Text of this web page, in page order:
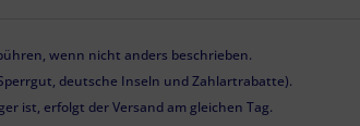
wenn nicht anders beschrieben.
deutsche Inseln und Zahlartrabatte).
ist, erfolgt der Versand am gleichen Tag.